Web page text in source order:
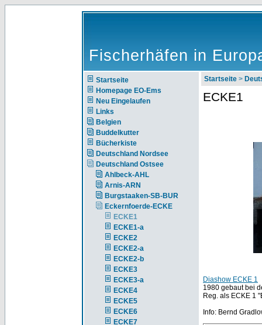
Fischerhäfen in
Startseite
Homepage EO-Ems
Neu Eingelaufen
Links
Belgien
Buddelkutter
Bücherkiste
Deutschland Nordsee
Deutschland Ostsee
Ahlbeck-AHL
Arnis-ARN
Burgstaaken-SB-BUR
Eckernfoerde-ECKE
ECKE1
ECKE1-a
ECKE2
ECKE2-a
ECKE2-b
ECKE3
ECKE3-a
ECKE4
ECKE5
ECKE6
ECKE7
Startseite >
ECKE1
Diashow ECKE 1
1980 gebaut bei
Reg. als ECKE 1
Info: Bernd